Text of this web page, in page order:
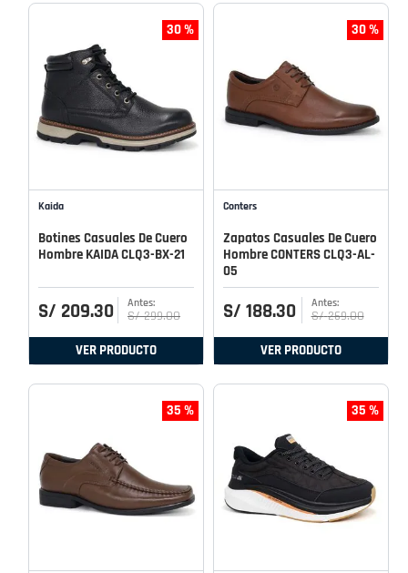
30 %
Kaida
Botines Casuales De Cuero
Hombre KAIDA CLQ3-BX-21
S/ 209.30 S/ 299.00
VER PRODUCTO
30 %
Conters
Zapatos Casuales De Cuero
Hombre CONTERS CLQ3-AL-
05
S/ 188.30 S/ 269.00
VER PRODUCTO
35 % 35 %